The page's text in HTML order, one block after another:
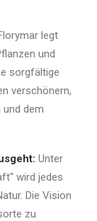
legt
und
sorgfältige
verschönern,
und dem
Unter
wird jedes
Die Vision
zu